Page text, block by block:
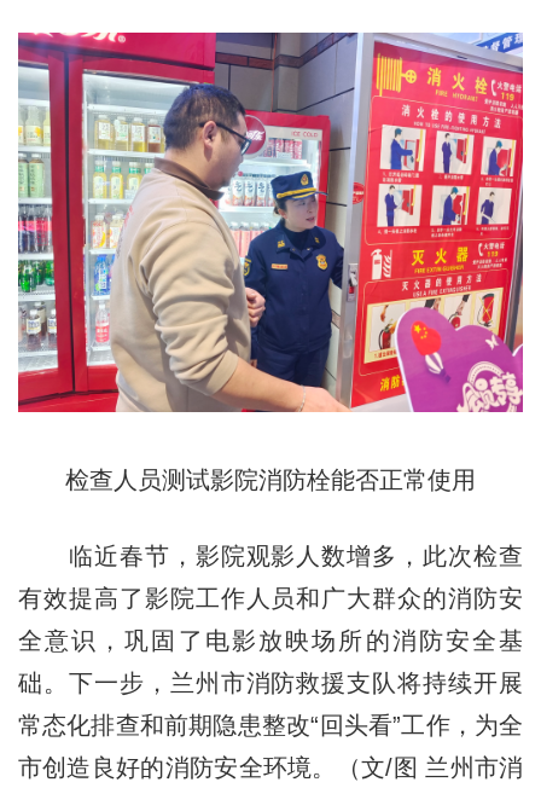
检查人员测试影院消防栓能否正常使用
临近春节，影院观影人数增多，此次检查
有效提高了影院工作人员和广大群众的消防安
全意识，巩固了电影放映场所的消防安全基
础。下一步，兰州市消防救援支队将持续开展
常态化排查和前期隐患整改“回头看”工作，为全
市创造良好的消防安全环境。（文/图 兰州市消